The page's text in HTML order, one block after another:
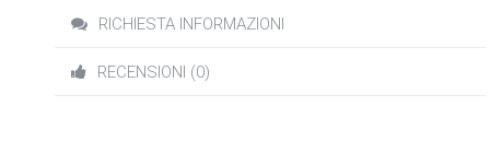
RICHIESTA INFORMAZIONI
RECENSIONI (0)